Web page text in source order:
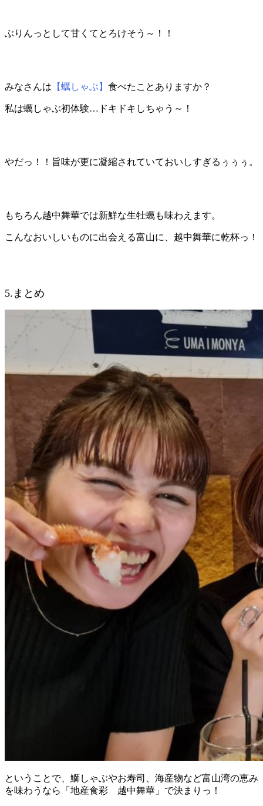
ぶりんっとして甘くてとろけそう～！！
みなさんは 【蠣しゃぶ】 食べたことありますか？
私は蠣しゃぶ初体験…ドキドキしちゃう～！
やだっ！！旨味が更に凝縮されていておいしすぎるぅぅぅ。
もちろん越中舞華では新鮮な生牡蠣も味わえます。
こんなおいしいものに出会える富山に、越中舞華に乾杯っ！
5.まとめ
ということで、鰤しゃぶやお寿司、海産物など富山湾の恵み
を味わうなら「地産食彩 越中舞華」で決まりっ！